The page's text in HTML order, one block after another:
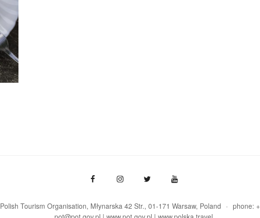
Polish Tourism Organisation, Młynarska 42 Str., 01-171 Warsaw Poland
phone: